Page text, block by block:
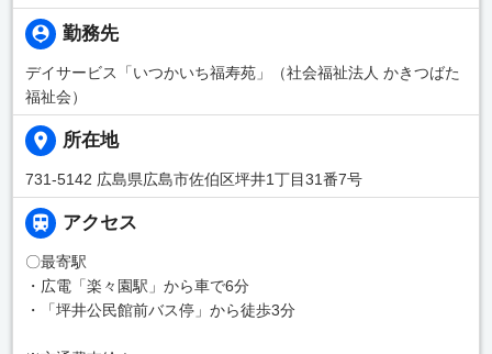
勤務先
デイサービス「いつかいち福寿苑」（社会福祉法人 かきつばた
福祉会）
所在地
731-5142 広島県広島市佐伯区坪井1丁目31番7号
アクセス
〇最寄駅
・広電「楽々園駅」から車で6分
・「坪井公民館前バス停」から徒歩3分